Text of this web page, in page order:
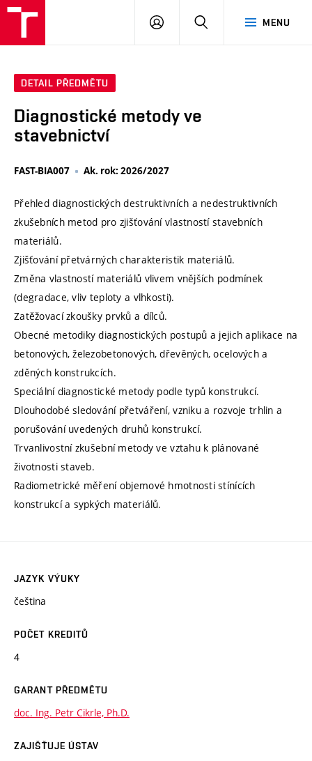
MENU
PŘIHLÁSIT
DETAIL PŘEDMĚTU
Diagnostické metody ve
stavebnictví
FAST-BIA007 Ak. rok: 2026/2027
Přehled diagnostických destruktivních a nedestruktivních
zkušebních metod pro zjišťování vlastností stavebních
materiálů.
Zjišťování přetvárných charakteristik materiálů.
Změna vlastností materiálů vlivem vnějších podmínek
(degradace, vliv teploty a vlhkosti).
Zatěžovací zkoušky prvků a dílců.
Obecné metodiky diagnostických postupů a jejich aplikace na
betonových, železobetonových, dřevěných, ocelových a
zděných konstrukcích.
Speciální diagnostické metody podle typů konstrukcí.
Dlouhodobé sledování přetváření, vzniku a rozvoje trhlin a
porušování uvedených druhů konstrukcí.
Trvanlivostní zkušební metody ve vztahu k plánované
životnosti staveb.
Radiometrické měření objemové hmotnosti stínících
konstrukcí a sypkých materiálů.
JAZYK VÝUKY
čeština
POČET KREDITŮ
4
GARANT PŘEDMĚTU
doc. Ing. Petr Cikrle, Ph.D.
ZAJIŠŤUJE ÚSTAV